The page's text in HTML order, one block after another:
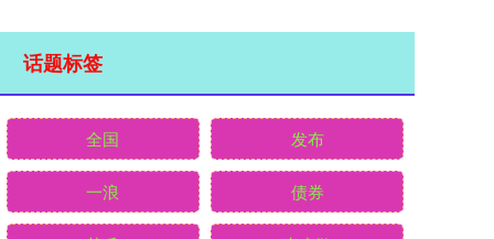
话题标签
全国 发布
一浪 债券